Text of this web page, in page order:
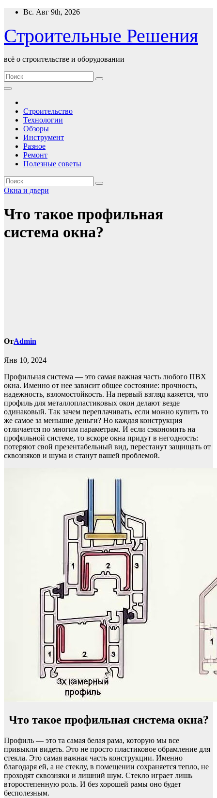
Перейти
содержимому
Вс. Авг 9th, 2026
Строительные Решения
всё о строительстве и оборудовании
Строительство
Технологии
Обзоры
Инструмент
Разное
Ремонт
Полезные советы
Окна и двери
Что такое профильная
система окна?
ОтAdmin
Янв 10, 2024
Профильная система — это самая важная часть любого ПВХ
окна. Именно от нее зависит общее состояние: прочность,
надежность, взломостойкость. На первый взгляд кажется, что
профиль для металлопластиковых окон делают везде
одинаковый. Так зачем переплачивать, если можно купить то
же самое за меньшие деньги? Но каждая конструкция
отличается по многим параметрам. И если сэкономить на
профильной системе, то вскоре окна придут в негодность:
потеряют свой презентабельный вид, перестанут защищать от
сквозняков и шума и станут вашей проблемой.
Что такое профильная система окна?
Профиль — это та самая белая рама, которую мы все
привыкли видеть. Это не просто пластиковое обрамление для
стекла. Это самая важная часть конструкции. Именно
благодаря ей, а не стеклу, в помещении сохраняется тепло, не
проходят сквозняки и лишний шум. Стекло играет лишь
второстепенную роль. И без хорошей рамы оно будет
бесполезным.